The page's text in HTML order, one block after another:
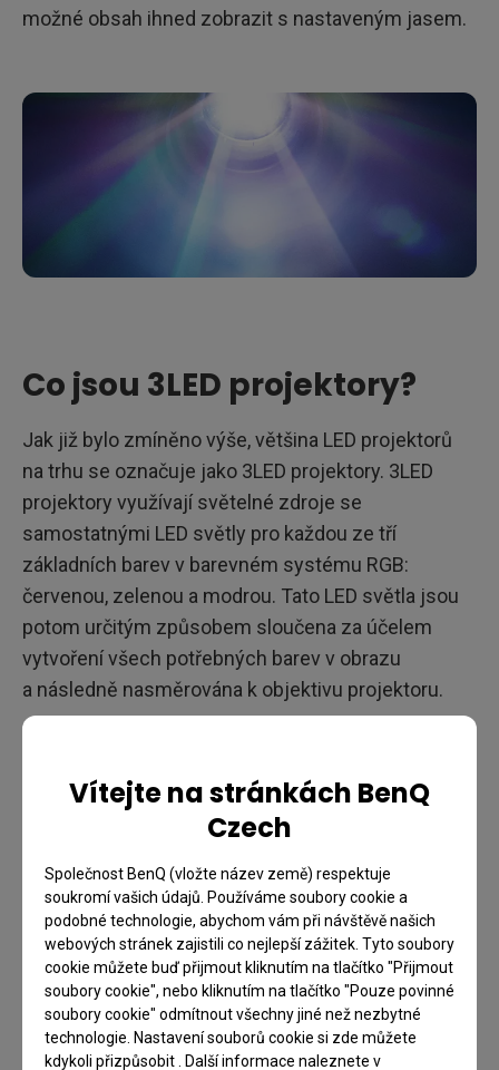
Vítejte na stránkách BenQ
Czech
Společnost BenQ (vložte název země) respektuje
soukromí vašich údajů. Používáme soubory cookie a
podobné technologie, abychom vám při návštěvě našich
webových stránek zajistili co nejlepší zážitek. Tyto soubory
cookie můžete buď přijmout kliknutím na tlačítko "Přijmout
soubory cookie", nebo kliknutím na tlačítko "Pouze povinné
soubory cookie" odmítnout všechny jiné než nezbytné
technologie. Nastavení souborů cookie si zde můžete
kdykoli přizpůsobit . Další informace naleznete v
možné obsah ihned zobrazit s nastaveným jasem.
Co jsou 3LED projektory?
Jak již bylo zmíněno výše, většina LED projektorů
na trhu se označuje jako 3LED projektory. 3LED
projektory využívají světelné zdroje se
samostatnými LED světly pro každou ze tří
základních barev v barevném systému RGB:
červenou, zelenou a modrou. Tato LED světla jsou
potom určitým způsobem sloučena za účelem
vytvoření všech potřebných barev v obrazu
a následně nasměrována k objektivu projektoru.